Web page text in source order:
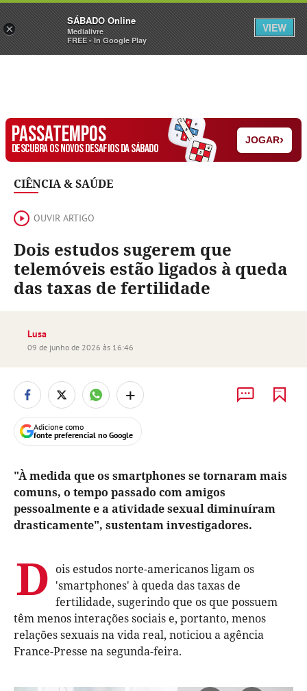
Sábado Assine Iniciar Sessão
PASSATEMPOS
DESCUBRA OS NOVOS DESAFIOS DA SÁBADO
JOGAR›
CIÊNCIA & SAÚDE
OUVIR ARTIGO
Dois estudos sugerem que
telemóveis estão ligados à queda
das taxas de fertilidade
Lusa
09 de junho de 2026 às 16:46
+
Adicione como
fonte preferencial no Google
"À medida que os smartphones se tornaram mais
comuns, o tempo passado com amigos
pessoalmente e a atividade sexual diminuíram
drasticamente", sustentam investigadores.
D ois estudos norte-americanos ligam os
'smartphones' à queda das taxas de
fertilidade, sugerindo que os que possuem
têm menos interações sociais e, portanto, menos
relações sexuais na vida real, noticiou a agência
France-Presse na segunda-feira.
×
SÁBADO Online
Medialivre
FREE - In Google Play
VIEW